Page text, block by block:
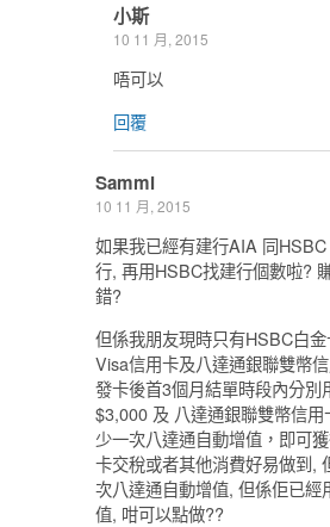
小斯
10 11 月, 2015
唔可以
回覆
Sammi
10 11 月, 2015
如果我已經有建行AIA 同
行, 再用HSBC找建行個數啦?
錯?
但係我朋友現時只有HSBC白
Visa信用卡及八達通銀聯雙幣
發卡後首3個月結單時段內分
$3,000 及 八達通銀聯雙幣信
少一次八達通自動增值，即可
卡交稅或者其他消費好易做到,
次八達通自動增值, 但係佢已經
值, 咁可以點做??